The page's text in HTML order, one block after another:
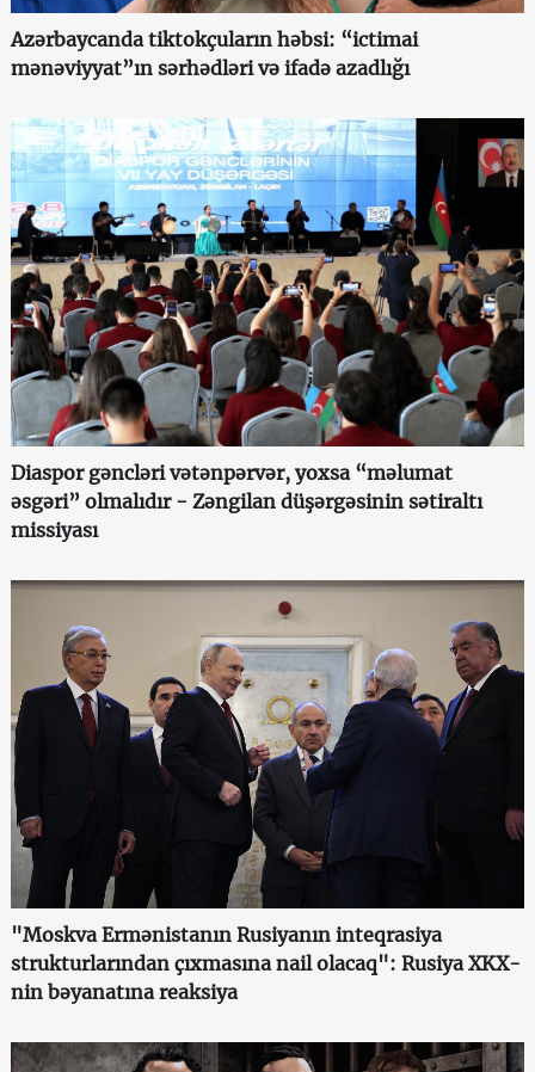
Azərbaycanda tiktokçuların həbsi: “ictimai
mənəviyyat”ın sərhədləri və ifadə azadlığı
Diaspor gəncləri vətənpərvər, yoxsa “məlumat
əsgəri” olmalıdır - Zəngilan düşərgəsinin sətiraltı
missiyası
"Moskva Ermənistanın Rusiyanın inteqrasiya
strukturlarından çıxmasına nail olacaq": Rusiya XKX-
nin bəyanatına reaksiya